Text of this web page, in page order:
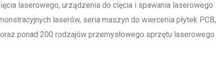
laserowego, urządzenia do cięcia i spawania laserowego
laserów, seria maszyn do wiercenia płytek PCB,
ponad 200 rodzajów przemysłowego sprzętu laserowego